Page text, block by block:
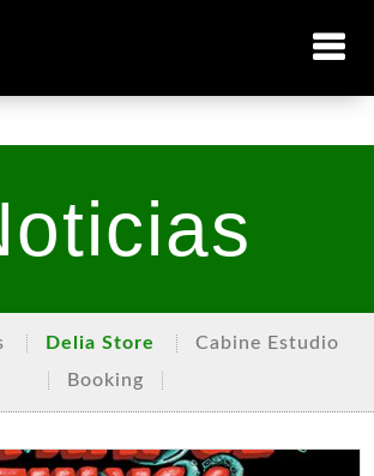
Delia Store
Cabine Estudio
Booking